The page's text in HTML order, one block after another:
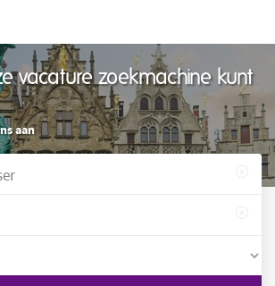
vacature zoekmachine kunt
aan